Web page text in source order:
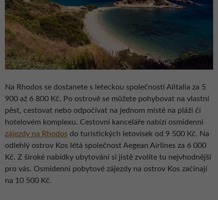
Na Rhodos se dostanete s leteckou společností Alitalia za 5
900 až 6 800 Kč. Po ostrově se můžete pohybovat na vlastní
pěst, cestovat nebo odpočívat na jednom místě na pláži či
hotelovém komplexu. Cestovní kanceláře nabízí osmidenní
zájezdy na Rhodos do turistických letovisek od 9 500 Kč. Na
odlehlý ostrov Kos létá společnost Aegean Airlines za 6 000
Kč. Z široké nabídky ubytování si jistě zvolíte tu nejvhodnější
pro vás. Osmidenní pobytové zájezdy na ostrov Kos začínají
na 10 500 Kč.